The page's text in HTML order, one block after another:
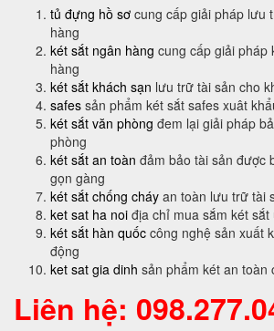
tủ đựng hồ sơ cung cấp giải pháp lưu
hàng
két sắt ngân hàng cung cấp giải pháp
hàng
két sắt khách sạn lưu trữ tài sản cho
safes sản phẩm két sắt safes xuât
két sắt văn phòng đem lại giải pháp
phòng
két sắt an toàn đảm bảo tài sản được
gọn gàng
két sắt chống cháy an toàn lưu trữ tài
ket sat ha noi địa chỉ mua sắm két
két sắt hàn quốc công nghệ sản xuất
động
ket sat gia dinh sản phẩm két an toàn
Liên hệ: